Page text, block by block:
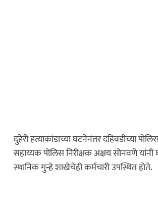
स्टेशनची पायरी
मोठी
दुहेरी हत्याकांडाच्या घटनेनंतर दहिवडीच्या
सहाय्यक पोलिस निरीक्षक अक्षय सोनवणे
स्थानिक गुन्हे शाखेचेही कर्मचारी उपस्थित होते.